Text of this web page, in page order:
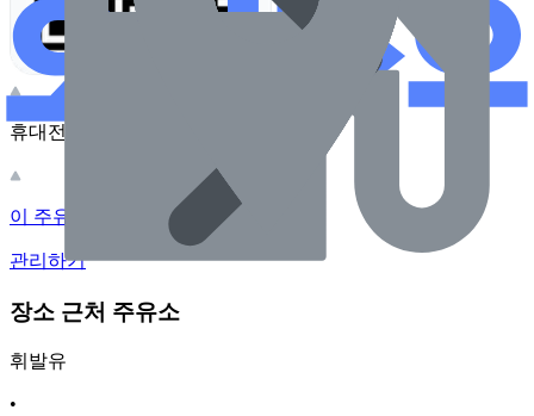
휴대전화 카메라로 찍어보세요
이 주유소의 사장님이신가요?
관리하기
장소 근처 주유소
휘발유
•